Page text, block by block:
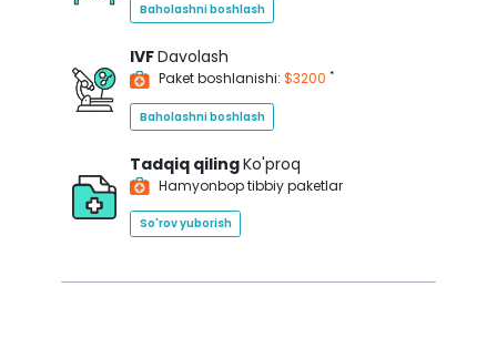
Baholashni boshlash
IVFDavolash
Paket boshlanishi: $3200 *
Baholashni boshlash
Tadqiq qilingKo'proq
Hamyonbop tibbiy paketlar
So'rov yuborish